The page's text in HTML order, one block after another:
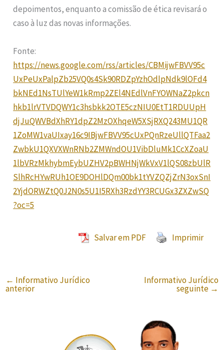
depoimentos, enquanto a comissão de ética revisará o
caso à luz das novas informações.
Fonte:
https://news.google.com/rss/articles/CBMijwFBVV95c
UxPeUxPalpZb25VQ0s4Sk90RDZpYzhOdlpNdk9lOFd4
bkNEd1NsTUlYeW1kRmp2ZEl4NEdlVnFYOWNaZ2pkcn
hkb1lrVTVDQWY1c3hsbkk2OTE5czNIU0EtT1RDUUpH
djJuQWVBdXhRY1dpZ2MzOXhqeW5XSjRXQ243MU1QR
1ZoMW1vaUIxay16c9IBjwFBVV95cUxPQnRzeUllQTFaa2
ZwbkU1QXVXWnRNb2ZMWndOU1VibDluMk1CcXZoaU
1lbVRzMkhybmEybUZHV2pBWHNjWkVxV1lQS08zbUlR
SlhRcHYwRUh1OE9DOHlDQm00bk1tYVZQZjZrN3oxSnI
2YjdORWZtQ0J2N0s5U1I5RXh3RzdYY3RCUGx3ZXZwSQ
?oc=5
Salvar em PDF Imprimir
← Informativo Jurídico
anterior
Informativo Jurídico
seguinte →